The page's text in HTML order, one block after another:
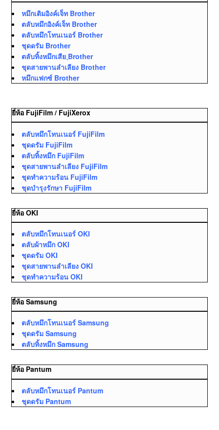
หมึกเติมอิงค์เจ็ท Brother
ตลับหมึกอิงค์เจ็ท Brother
ตลับหมึกโทนเนอร์ Brother
ชุดดรัม Brother
ตลับทิ้งหมึกเสีย ฺBrother
ชุดสายพานลำเลียง Brother
หมึกแฟกซ์ Brother
ยี่ห้อ FujiFilm / FujiXerox
ตลับหมึกโทนเนอร์ FujiFilm
ชุดดรัม FujiFilm
ตลับทิ้งหมึก FujiFilm
ชุดสายพานลำเลียง FujiFilm
ชุดทำความร้อน FujiFilm
ชุดบำรุงรักษา FujiFilm
ยี่ห้อ OKI
ตลับหมึกโทนเนอร์ OKI
ตลับผ้าหมึก OKI
ชุดดรัม OKI
ชุดสายพานลำเลียง OKI
ชุดทำความร้อน OKI
ยี่ห้อ Samsung
ตลับหมึกโทนเนอร์ Samsung
ชุดดรัม Samsung
ตลับทิ้งหมึก Samsung
ยี่ห้อ Pantum
ตลับหมึกโทนเนอร์ Pantum
ชุดดรัม Pantum